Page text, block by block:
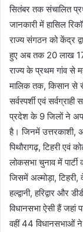
सितंबर तक संचालित
जानकारी में हासिल
राज्य संगठन को केंद्र
हुए अब तक 20 लाख
राज्य के प्रथम गांव से
मालिक तक, किसान से
सर्वस्पर्शी एवं
प्रदेश के 9 जिलों ने
है। जिनमें उत्तरकाशी,
पिथौरागढ़, टिहरी एवं
लोकसभा चुनाव में
जिसमें अल्मोड़ा, टिहरी,
हल्द्वानी, हरिद्वार और
विधानसभा ऐसी हैं जहां
वहीं 44 विधानसभाओं